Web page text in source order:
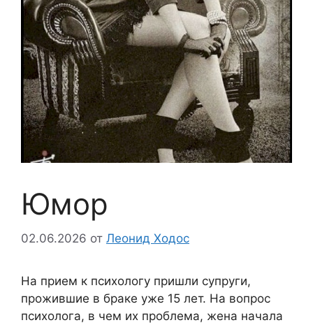
Юмор
02.06.2026 от Леонид Ходос
На прием к психологу пришли супруги,
прожившие в браке уже 15 лет. На вопрос
психолога, в чем их проблема, жена начала